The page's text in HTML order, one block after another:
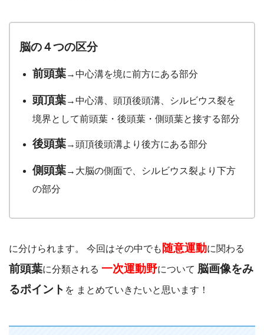
脳の４つの区分
前頭葉→中心溝を境に前方にある部分
頭頂葉→中心溝、頭頂後頭溝、シルビウス裂を
境界として前頭葉・後頭葉・側頭葉と接する部分
後頭葉→頭頂後頭溝より後方にある部分
側頭葉→大脳の側面で、シルビウス裂より下方
の部分
に分けられます。 今回はその中でも 随意運動に関わる
前頭葉に分類される 一次運動野について 脳画像をみ
るポイント を まとめていきたいと思います！